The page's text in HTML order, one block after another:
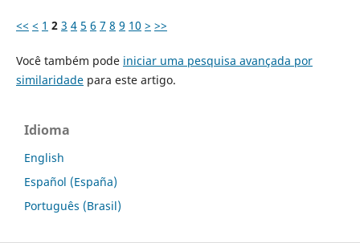
<< < 1 2 3 4 5 6 7 8 9 10 > >>
Você também pode iniciar uma pesquisa avançada por
similaridadepara este artigo.
Idioma
English
Español (España)
Português (Brasil)